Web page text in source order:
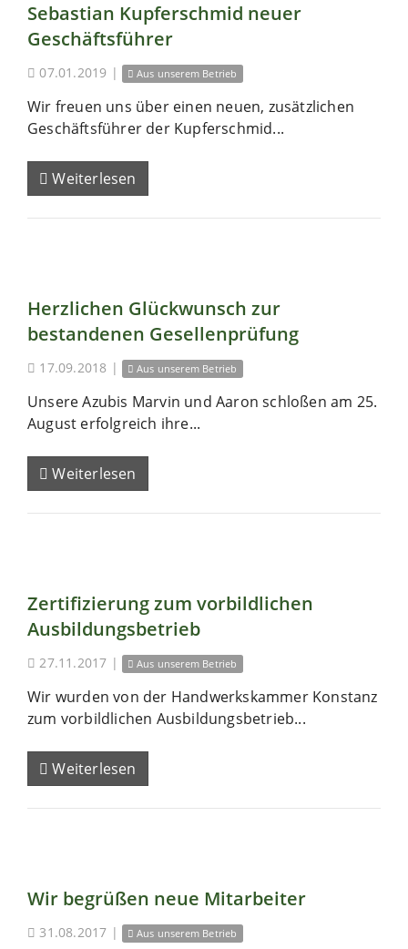
Sebastian Kupferschmid neuer
Geschäftsführer
07.01.2019 | Aus unserem Betrieb
Wir freuen uns über einen neuen, zusätzlichen
Geschäftsführer der Kupferschmid...
Weiterlesen
Herzlichen Glückwunsch zur
bestandenen Gesellenprüfung
17.09.2018 | Aus unserem Betrieb
Unsere Azubis Marvin und Aaron schloßen am 25.
August erfolgreich ihre...
Weiterlesen
Zertifizierung zum vorbildlichen
Ausbildungsbetrieb
27.11.2017 | Aus unserem Betrieb
Wir wurden von der Handwerkskammer Konstanz
zum vorbildlichen Ausbildungsbetrieb...
Weiterlesen
Wir begrüßen neue Mitarbeiter
31.08.2017 | Aus unserem Betrieb